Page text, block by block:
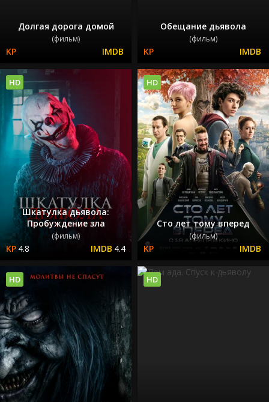
Долгая дорога домой
(фильм)
Обещание дьявола
(фильм)
Шкатулка дьявола:
Пробуждение зла
(фильм)
4.8 4.4
HD
Сто лет тому вперед
(фильм)
HD
HD HD